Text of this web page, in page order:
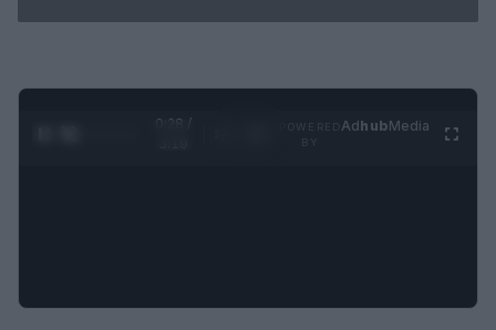
0:28 /
AdhubMedia